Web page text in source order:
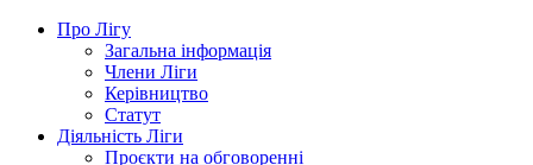
Про Лігу
Загальна інформація
Члени Ліги
Керівництво
Статут
Діяльність Ліги
Проєкти на обговоренні